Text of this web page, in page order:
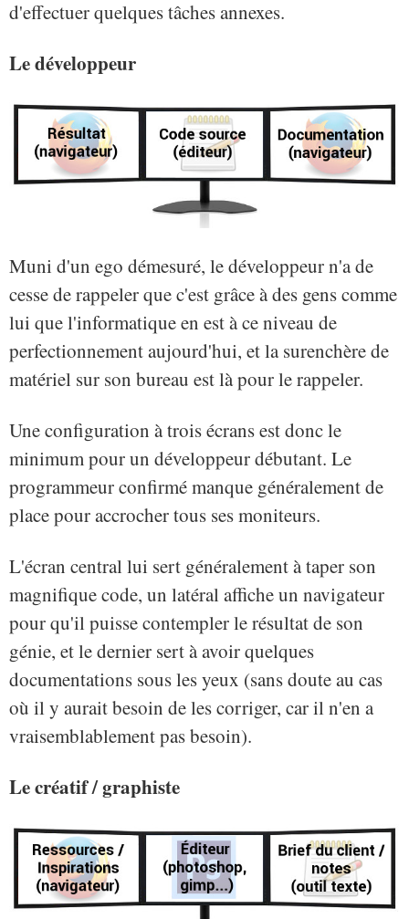
d'effectuer quelques tâches annexes.
Le développeur
Muni d'un ego démesuré, le développeur n'a de
cesse de rappeler que c'est grâce à des gens comme
lui que l'informatique en est à ce niveau de
perfectionnement aujourd'hui, et la surenchère de
matériel sur son bureau est là pour le rappeler.
Une configuration à trois écrans est donc le
minimum pour un développeur débutant. Le
programmeur confirmé manque généralement de
place pour accrocher tous ses moniteurs.
L'écran central lui sert généralement à taper son
magnifique code, un latéral affiche un navigateur
pour qu'il puisse contempler le résultat de son
génie, et le dernier sert à avoir quelques
documentations sous les yeux (sans doute au cas
où il y aurait besoin de les corriger, car il n'en a
vraisemblablement pas besoin).
Le créatif / graphiste